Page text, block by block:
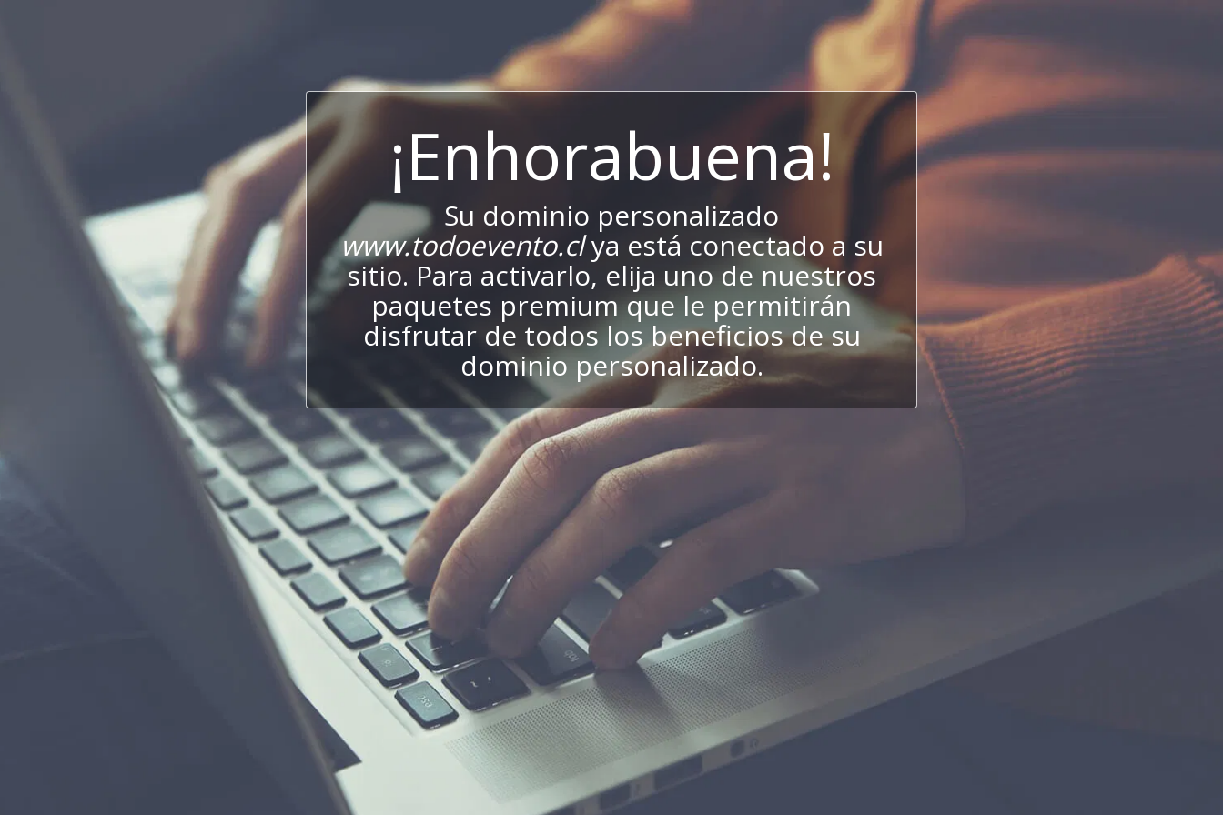
¡Enhorabuena!
Su dominio personalizado
www.todoevento.clya está conectado a su
sitio. Para activarlo, elija uno de nuestros
paquetes premium que le permitirán
disfrutar de todos los beneficios de su
dominio personalizado.